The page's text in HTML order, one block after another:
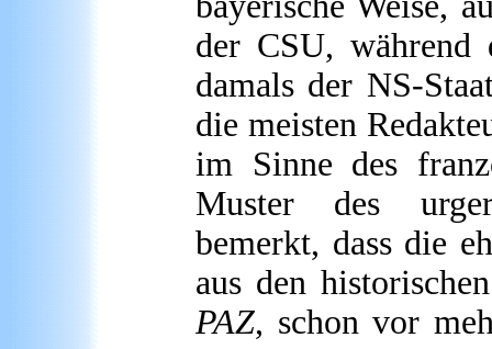
der CSU, während
damals der NS-
die meisten
im Sinne des
Muster des
bemerkt, dass die
aus den
PAZ, schon vor